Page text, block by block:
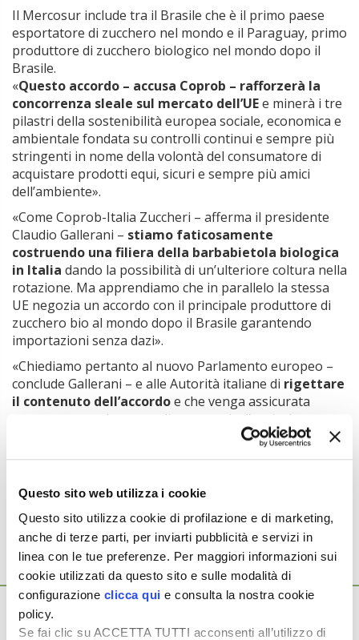
Questo sito web utilizza i cookie
Questo sito utilizza cookie di profilazione e di marketing,
anche di terze parti, per inviarti pubblicità e servizi in
linea con le tue preferenze. Per maggiori informazioni sui
cookie utilizzati da questo sito e sulle modalità di
configurazione clicca qui e consulta la nostra cookie
policy.
Se fai clic su ACCETTA TUTTI acconsenti all’utilizzo di
Il Mercosur include tra il Brasile che è il primo paese
esportatore di zucchero nel mondo e il Paraguay, primo
produttore di zucchero biologico nel mondo dopo il
Brasile.
«Questo accordo – accusa Coprob – rafforzerà la
concorrenza sleale sul mercato dell’UEe minerà i tre
pilastri della sostenibilità europea sociale, economica e
ambientale fondata su controlli continui e sempre più
stringenti in nome della volontà del consumatore di
acquistare prodotti equi, sicuri e sempre più amici
dell’ambiente».
«Come Coprob-Italia Zuccheri – afferma il presidente
Claudio Gallerani – stiamo faticosamente
costruendo una filiera della barbabietola biologica
in Italia dando la possibilità di un’ulteriore coltura nella
rotazione. Ma apprendiamo che in parallelo la stessa
UE negozia un accordo con il principale produttore di
zucchero bio al mondo dopo il Brasile garantendo
importazioni senza dazi».
«Chiediamo pertanto al nuovo Parlamento europeo –
conclude Gallerani – e alle Autorità italiane di rigettare
il contenuto dell’accordoe che venga assicurata
coerenza e tutela verso gli operatori e l’agricoltura
COPROB ZUCCHERO
Ti potrebbero interessare anche...
2 Ottobre 2024
Lo zucchero italiano premia i bieticoltori